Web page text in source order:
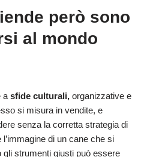
però sono
al mondo
a sfide culturali, organizzative e
si misura in vendite, e
senza la corretta strategia di
di un cane che si
strumenti giusti può essere